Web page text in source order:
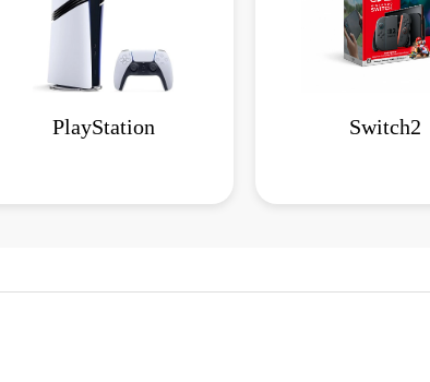
PlayStation Switch2